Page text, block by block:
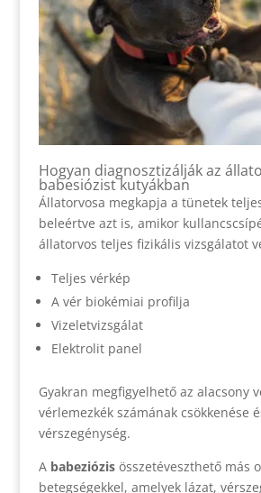
Hogyan diagnosztizálják az
babesiózist kutyákban
Állatorvosa megkapja a tünetek
beleértve azt is, amikor
állatorvos teljes fizikális vizsgálatot
Teljes vérkép
A vér biokémiai profilja
Vizeletvizsgálat
Elektrolit panel
Gyakran megfigyelhető az alacsony
vérlemezkék számának csökkenése
vérszegénység.
A babeziózisösszetéveszthető más
betegségekkel, amelyek lázat,